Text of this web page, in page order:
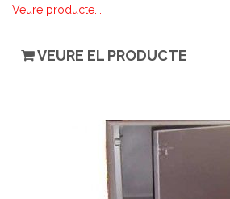
Veure producte...
VEURE EL PRODUCTE